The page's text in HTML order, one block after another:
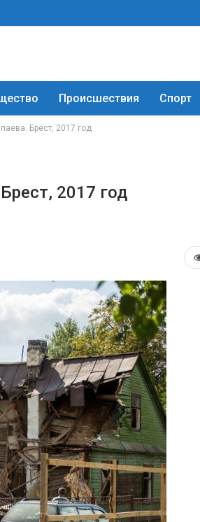
Происшествия Спорт
Брест, 2017 год
2017 год